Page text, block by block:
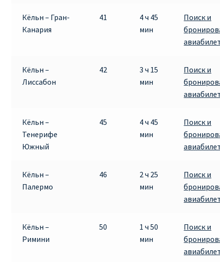
Кёльн – Гран-
Канария
41
4 ч 45
мин
Поиск и
Кёльн –
Лиссабон
42
3 ч 15
мин
Поиск и
Кёльн –
Тенерифе
Южный
45
4 ч 45
мин
Поиск и
Кёльн –
Палермо
46
2 ч 25
мин
Поиск и
Кёльн –
Римини
50
1 ч 50
мин
Поиск и